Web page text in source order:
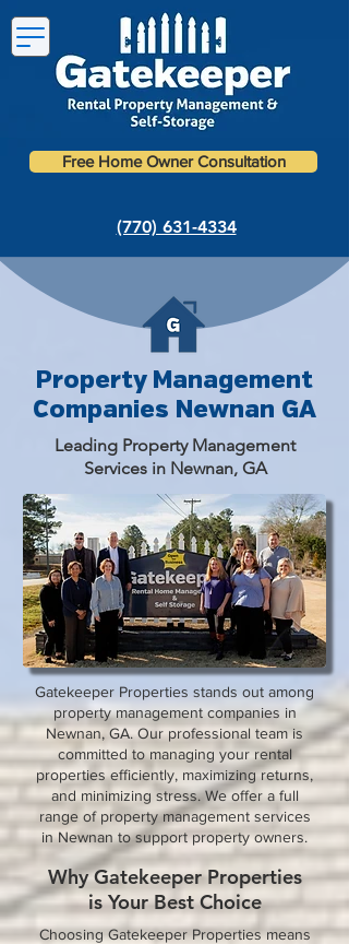
(770) 631-4334
Free Home Owner Consultation
Property Management
Companies Newnan GA
Leading Property Management
Services in Newnan, GA
Gatekeeper Properties stands out among
property management companies in
Newnan, GA. Our professional team is
committed to managing your rental
properties efficiently, maximizing returns,
and minimizing stress. We offer a full
range of property management services
in Newnan to support property owners.
Why Gatekeeper Properties
is Your Best Choice
Choosing Gatekeeper Properties means